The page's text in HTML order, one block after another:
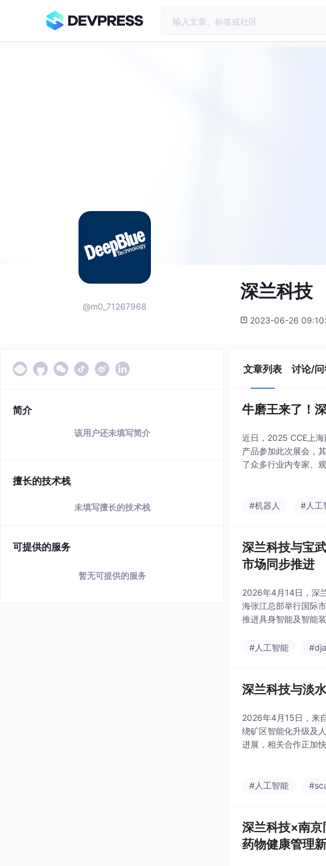
@m0_71267968
深兰科技
2023-06-26
简介
该用户还未填写简介
擅长的技术栈
未填写擅长的技术栈
可提供的服务
暂无可提供的服务
文章列表 讨论/
牛磨王来了！
近日，2025 CCE上
产品参加此次展会，
了众多行业内专家、
#机器人 #人工
深兰科技与宝
市场同步推进
2026年4月14日，深
海张江总部举行国际
推进具身智能及智能
#人工智能
深兰科技与淡
2026年4月15日，来
绕矿区智能化升级及
进展，相关合作正加快
#人工智能
深兰科技×南
药物健康管理